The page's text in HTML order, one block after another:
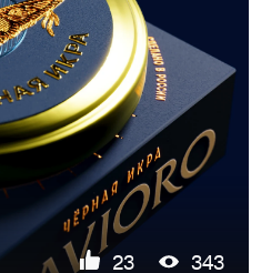
23 343